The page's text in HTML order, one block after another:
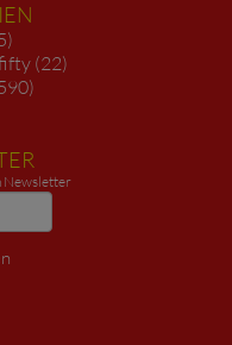
(22)
Newsletter